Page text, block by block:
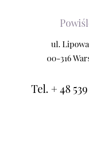
ul. Lipowa
00-316
Tel. + 48